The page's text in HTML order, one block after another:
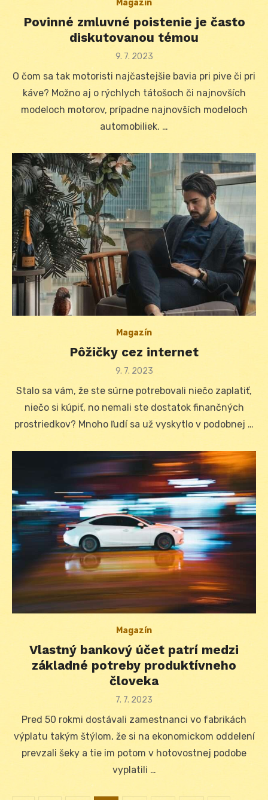
Magazín
Povinné zmluvné poistenie je často
diskutovanou témou
Posted
9. 7. 2023
O čom sa tak motoristi najčastejšie bavia pri pive či pri
káve? Možno aj o rýchlych tátošoch či najnovších
modeloch motorov, prípadne najnovších modeloch
automobiliek. …
Magazín
Pôžičky cez internet
Posted
9. 7. 2023
Stalo sa vám, že ste súrne potrebovali niečo zaplatiť,
niečo si kúpiť, no nemali ste dostatok finančných
prostriedkov? Mnoho ľudí sa už vyskytlo v podobnej …
Magazín
Vlastný bankový účet patrí medzi
základné potreby produktívneho
človeka
Posted
7. 7. 2023
Pred 50 rokmi dostávali zamestnanci vo fabrikách
výplatu takým štýlom, že si na ekonomickom oddelení
prevzali šeky a tie im potom v hotovostnej podobe
vyplatili …